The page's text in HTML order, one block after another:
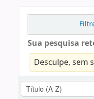
Sua pesquisa
Desculpe, sem